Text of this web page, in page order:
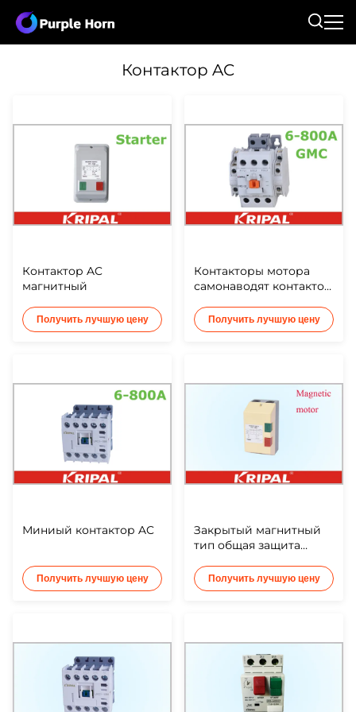
Контактор AC
Контактор AC
магнитный
Получить лучшую цену
Контакторы мотора
самонаводят контактор
Получить лучшую цену
Миниый контактор AC
Получить лучшую цену
Закрытый магнитный
тип общая защита
переключателя
стартера мотора
Получить лучшую цену